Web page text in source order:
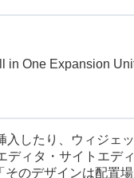
in One Expansion
したり、ウィジェ
ィタ・サイトエデ
のデザインは配置